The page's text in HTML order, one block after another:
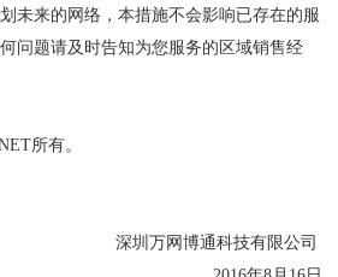
未来的网络，本措施不会影响已存在的服
问题请及时告知为您服务的区域销售经
所有。
深圳万网博通科技有限公司